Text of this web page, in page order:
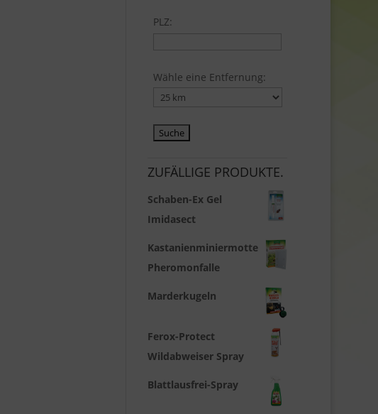
PLZ:
Wähle eine Entfernung:
ZUFÄLLIGE PRODUKTE.
Schaben-Ex Gel
Imidasect
Kastanienminiermotte
Pheromonfalle
Marderkugeln
Ferox-Protect
Wildabweiser Spray
Blattlausfrei-Spray